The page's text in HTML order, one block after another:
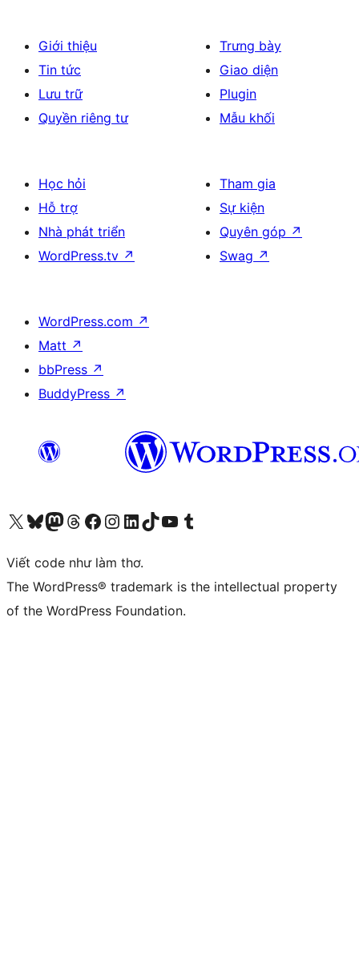
Giới thiệu
Tin tức
Lưu trữ
Quyền riêng tư
Trưng bày
Giao diện
Plugin
Mẫu khối
Học hỏi
Hỗ trợ
Nhà phát triển
WordPress.tv ↗
Tham gia
Sự kiện
Quyên góp ↗
Swag ↗
WordPress.com ↗
Matt ↗
bbPress ↗
BuddyPress ↗
Truy cập tài khoản X (trước đây là Twitter) của chúng tôiVisit our Bluesky account
Visit our Mastodon account
Visit our Threads account
Xem trang Facebook của chúng tôiTruy cập tài khoản Instagram của chúng tôiTruy cập tài khoản LinkedIn của chúng tôiVisit our TikTok account
Truy cập kênh YouTube của chúng tôi Visit our Tumblr account
Viết code như làm thơ.
The WordPress® trademark is the intellectual property
of the WordPress Foundation.